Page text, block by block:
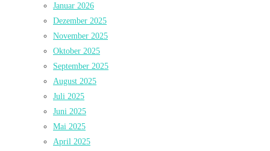
Januar 2026
Dezember 2025
November 2025
Oktober 2025
September 2025
August 2025
Juli 2025
Juni 2025
Mai 2025
April 2025